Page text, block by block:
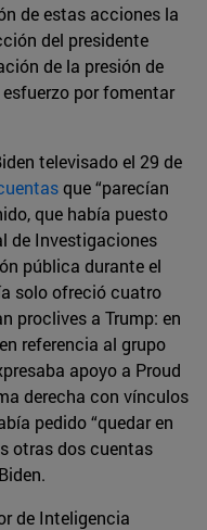
de estas acciones la
del presidente
de la presión de
por fomentar
televisado el 29 de
que “parecían
que había puesto
de Investigaciones
pública durante el
solo ofreció cuatro
proclives a Trump: en
referencia al grupo
apoyo a Proud
derecha con vínculos
pedido “quedar en
otras dos cuentas
de Inteligencia